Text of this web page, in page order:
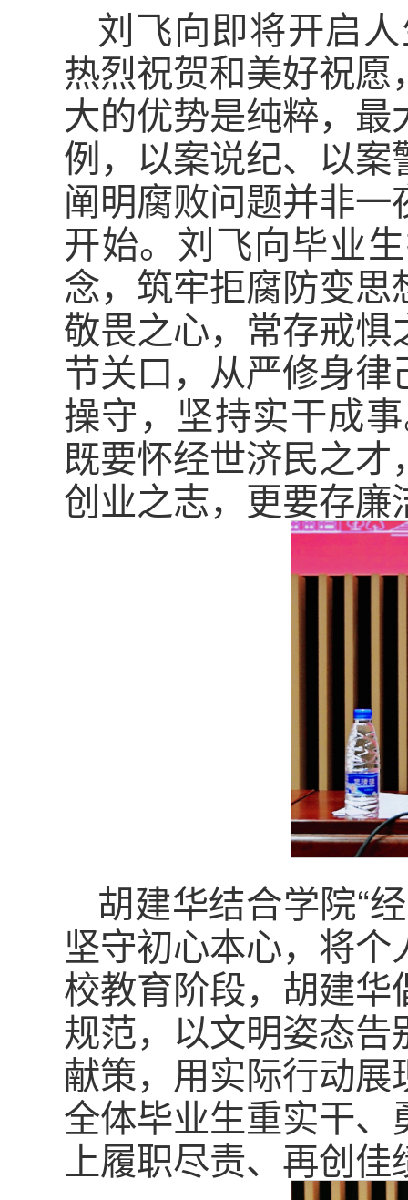
刘飞向即将开启
热烈祝贺和美好祝
大的优势是纯粹，
例，以案说纪、以
阐明腐败问题并非
开始。刘飞向毕业
念，筑牢拒腐防变
敬畏之心，常存戒
节关口，从严修身
操守，坚持实干成
既要怀经世济民之
创业之志，更要存廉
胡建华结合学院“
坚守初心本心，将
校教育阶段，胡建
规范，以文明姿态
献策，用实际行动
全体毕业生重实干
上履职尽责、再创佳